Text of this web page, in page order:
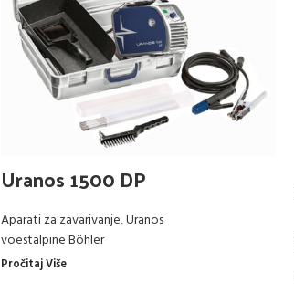
Uranos 1500 DP
Aparati za zavarivanje,Uranos
voestalpine Böhler
Pročitaj Više